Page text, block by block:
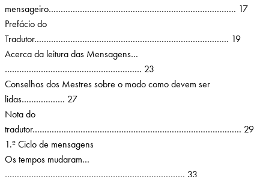
mensageiro…………………………………………………………………… 17
Prefácio do
Tradutor……………………………………………………………………… 19
Acerca da leitura das Mensagens…
………………………………………………… 23
Conselhos dos Mestres sobre o modo como devem ser
lidas……………… 27
Nota do
tradutor…………………………………………………………………………… 29
1.º Ciclo de mensagens
Os tempos mudaram…
………………………………………………………………… 33